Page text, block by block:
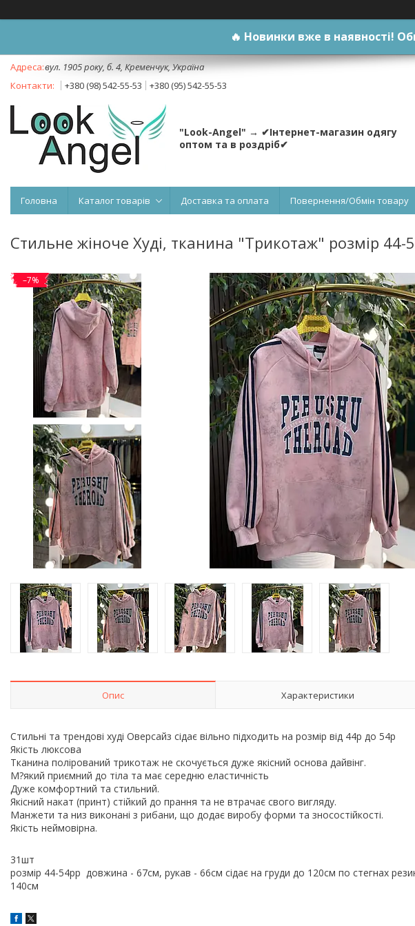
🔥 Новинки вже в наявності!
вул. 1905 року, б. 4, Кременчук, Україна
+380 (98) 542-55-53
+380 (95) 542-55-53
"Look-Angel" → ✔Інтернет-магазин одягу
оптом та в роздріб✔
Головна Каталог товарів Доставка та оплата Повернення/Обмін товару
Стильне жіноче Худі, тканина "Трикотаж" розмір 44-
–7%
Опис Характеристики
Стильні та трендові худі Оверсайз сідає вільно підходить на розмір від 44р до 54р
Якість люксова
Тканина полірований трикотаж не скочується дуже якісний основа дайвінг.
М?який приємний до тіла та має середню еластичність
Дуже комфортний та стильний.
Якісний накат (принт) стійкий до прання та не втрачає свого вигляду.
Манжети та низ виконані з рибани, що додає виробу форми та зносостійкості.
Якість неймовірна.
31шт
розмір 44-54рр довжина - 67см, рукав - 66см сідає на груди до 120см по стегнах
140см